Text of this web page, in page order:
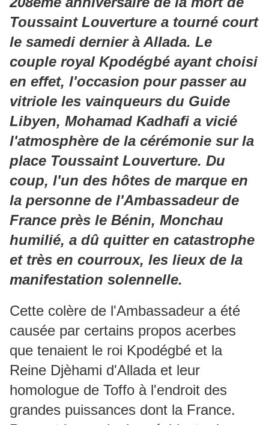
Toussaint Louverture a tourné court
le samedi dernier à Allada. Le
couple royal Kpodégbé ayant choisi
en effet, l'occasion pour passer au
vitriole les vainqueurs du Guide
Libyen, Mohamad Kadhafi a vicié
l'atmosphère de la cérémonie sur la
place Toussaint Louverture. Du
coup, l'un des hôtes de marque en
la personne de l'Ambassadeur de
France près le Bénin, Monchau
humilié, a dû quitter en catastrophe
et très en courroux, les lieux de la
manifestation solennelle.
Cette colère de l'Ambassadeur a été
causée par certains propos acerbes
que tenaient le roi Kpodégbé et la
Reine Djèhami d'Allada et leur
homologue de Toffo à l'endroit des
grandes puissances dont la France.